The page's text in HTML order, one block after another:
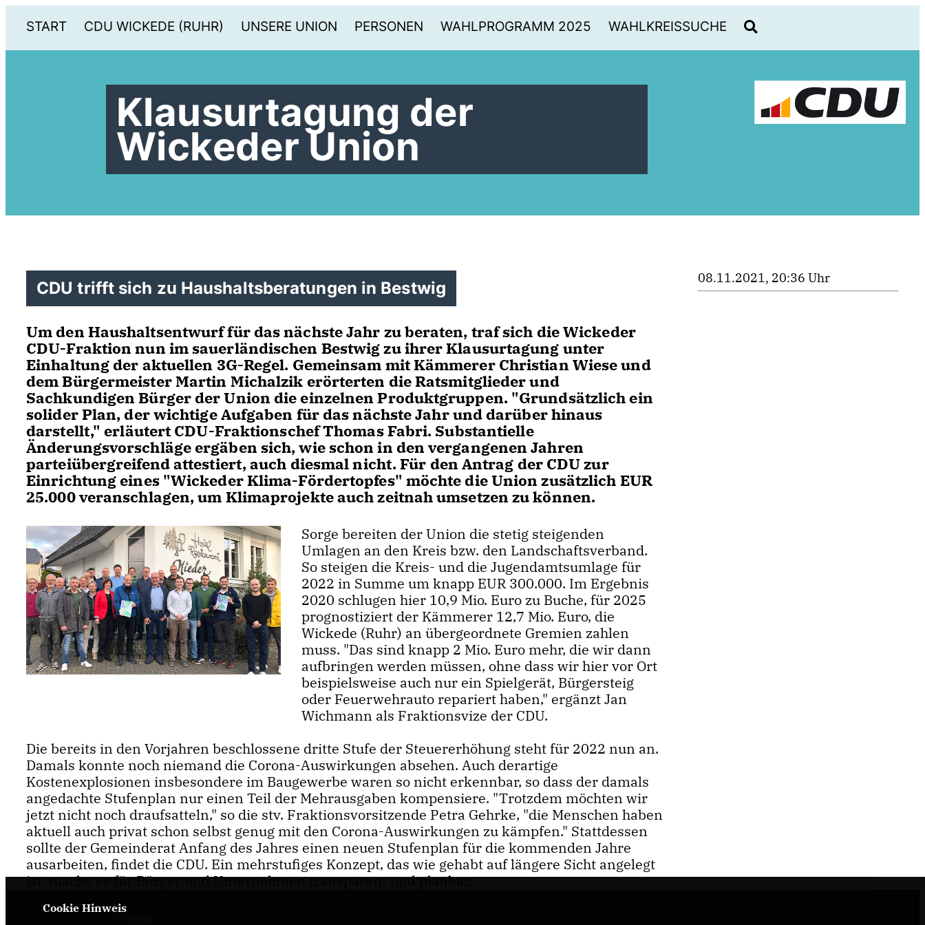
START CDU WICKEDE (RUHR) UNSERE UNION PERSONEN WAHLPROGRAMM 2025 WAHLKREISSUCHE
Klausurtagung der
Wickeder Union
CDU trifft sich zu Haushaltsberatungen in Bestwig
Um den Haushaltsentwurf für das nächste Jahr zu beraten, traf sich die Wickeder
CDU-Fraktion nun im sauerländischen Bestwig zu ihrer Klausurtagung unter
Einhaltung der aktuellen 3G-Regel. Gemeinsam mit Kämmerer Christian Wiese und
dem Bürgermeister Martin Michalzik erörterten die Ratsmitglieder und
Sachkundigen Bürger der Union die einzelnen Produktgruppen. "Grundsätzlich ein
solider Plan, der wichtige Aufgaben für das nächste Jahr und darüber hinaus
darstellt," erläutert CDU-Fraktionschef Thomas Fabri. Substantielle
Änderungsvorschläge ergäben sich, wie schon in den vergangenen Jahren
parteiübergreifend attestiert, auch diesmal nicht. Für den Antrag der CDU zur
Einrichtung eines "Wickeder Klima-Fördertopfes" möchte die Union zusätzlich EUR
25.000 veranschlagen, um Klimaprojekte auch zeitnah umsetzen zu können.
Sorge bereiten der Union die stetig steigenden
Umlagen an den Kreis bzw. den Landschaftsverband.
So steigen die Kreis- und die Jugendamtsumlage für
2022 in Summe um knapp EUR 300.000. Im Ergebnis
2020 schlugen hier 10,9 Mio. Euro zu Buche, für 2025
prognostiziert der Kämmerer 12,7 Mio. Euro, die
Wickede (Ruhr) an übergeordnete Gremien zahlen
muss. "Das sind knapp 2 Mio. Euro mehr, die wir dann
aufbringen werden müssen, ohne dass wir hier vor Ort
beispielsweise auch nur ein Spielgerät, Bürgersteig
oder Feuerwehrauto repariert haben," ergänzt Jan
Wichmann als Fraktionsvize der CDU.
Die bereits in den Vorjahren beschlossene dritte Stufe der Steuererhöhung steht für 2022 nun an.
Damals konnte noch niemand die Corona-Auswirkungen absehen. Auch derartige
Kostenexplosionen insbesondere im Baugewerbe waren so nicht erkennbar, so dass der damals
angedachte Stufenplan nur einen Teil der Mehrausgaben kompensiere. "Trotzdem möchten wir
jetzt nicht noch draufsatteln," so die stv. Fraktionsvorsitzende Petra Gehrke, "die Menschen haben
aktuell auch privat schon selbst genug mit den Corona-Auswirkungen zu kämpfen." Stattdessen
sollte der Gemeinderat Anfang des Jahres einen neuen Stufenplan für die kommenden Jahre
ausarbeiten, findet die CDU. Ein mehrstufiges Konzept, das wie gehabt auf längere Sicht angelegt
ist, mache es für Bürger und Unternehmen transparent und planbar.
08.11.2021, 20:36 Uhr
Cookie Hinweis